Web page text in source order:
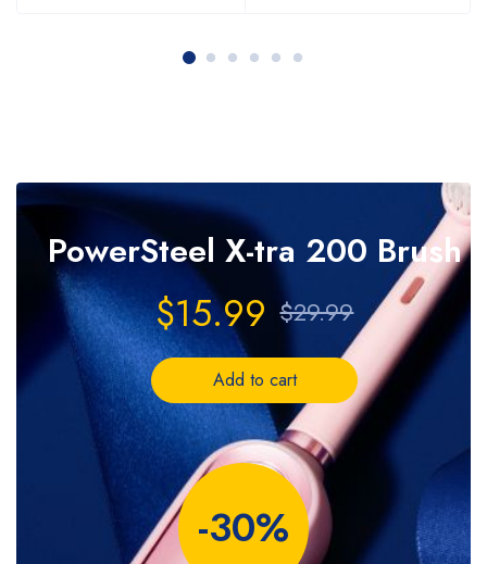
PowerSteel X-tra 200 Brush
$15.99 $29.99
Add to cart
-30%